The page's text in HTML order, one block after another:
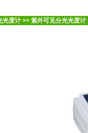
光度计 >> 紫外可见分光光度计